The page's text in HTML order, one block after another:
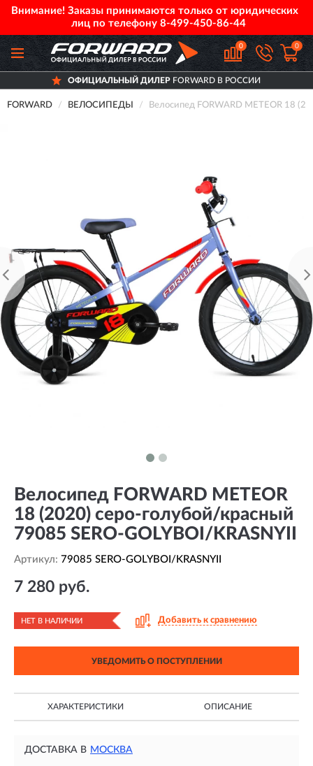
Внимание! Заказы принимаются только от юридических
лиц по телефону 8-499-450-86-44
0 0
ОФИЦИАЛЬНЫЙ ДИЛЕРFORWARD В РОССИИ
FORWARD ВЕЛОСИПЕДЫ Велосипед FORWARD METEOR 18
Велосипед FORWARD METEOR
18 (2020) серо-голубой/красный
79085 SERO-GOLYBOI/KRASNYII
Артикул: 79085 SERO-GOLYBOI/KRASNYII
7 280 руб.
НЕТ В НАЛИЧИИ Добавить к сравнению
УВЕДОМИТЬ О ПОСТУПЛЕНИИ
ХАРАКТЕРИСТИКИ ОПИСАНИЕ
ДОСТАВКА В МОСКВА